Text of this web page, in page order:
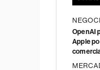
OpenAI
Apple